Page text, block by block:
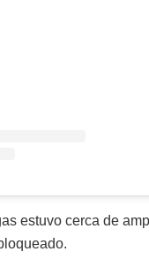
estuvo cerca de